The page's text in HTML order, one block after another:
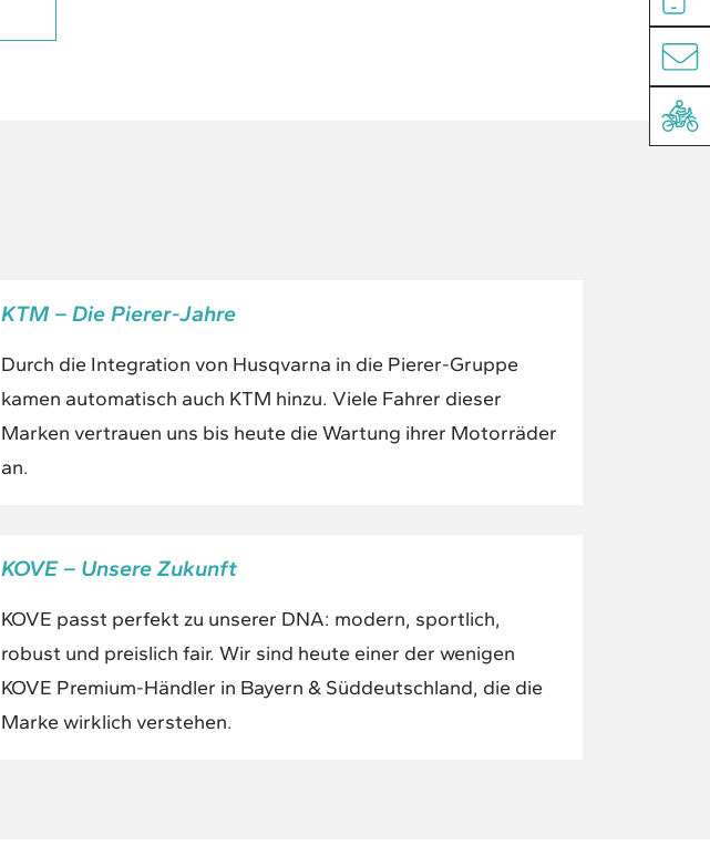
KTM – Die Pierer-Jahre
Durch die Integration von Husqvarna in die Pierer-Gruppe
kamen automatisch auch KTM hinzu. Viele Fahrer dieser
Marken vertrauen uns bis heute die Wartung ihrer Motorräder
an.
KOVE – Unsere Zukunft
KOVE passt perfekt zu unserer DNA: modern, sportlich,
robust und preislich fair. Wir sind heute einer der wenigen
KOVE Premium-Händler in Bayern & Süddeutschland, die die
Marke wirklich verstehen.